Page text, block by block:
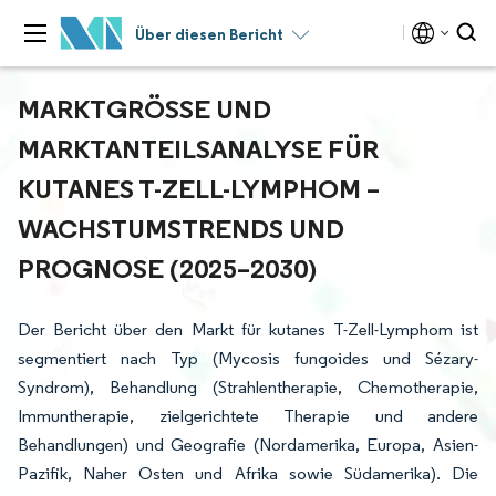
Über diesen Bericht
MARKTGRÖSSE UND M
ARKTANTEILSANALYSE FÜR K
UTANES T-ZELL-LYMPHOM – W
ACHSTUMSTRENDS UND P
ROGNOSE (2025–2030)
Der Bericht über den Markt für kutanes T-Zell-Lymphom ist
segmentiert nach Typ (Mycosis fungoides und Sézary-
Syndrom), Behandlung (Strahlentherapie, Chemotherapie,
Immuntherapie, zielgerichtete Therapie und andere
Behandlungen) und Geografie (Nordamerika, Europa, Asien-
Pazifik, Naher Osten und Afrika sowie Südamerika). Die